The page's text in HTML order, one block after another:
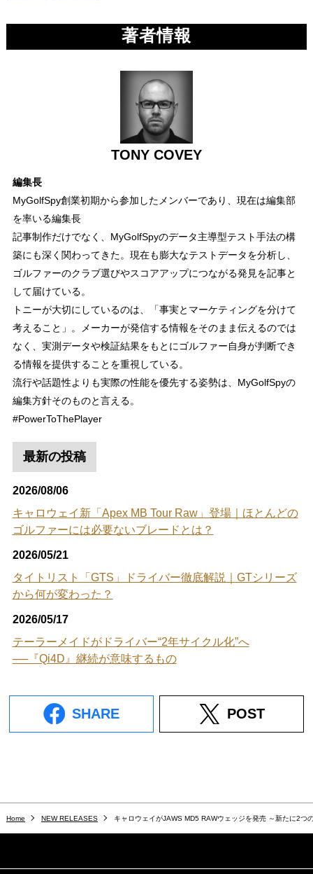
著者情報
TONY COVEY
編集長
MyGolfSpy創業初期から参加したメンバーであり、現在は編集部
を率いる編集長
記事制作だけでなく、MyGolfSpyのデータ主導型テスト手法の構
築にも深く関わってきた。現在も膨大なテストデータを分析し、
ゴルファーのクラブ選びやスコアアップにつながる発見を記事と
して届けている。
トニーが大切にしているのは、「事実とマーケティングを分けて
考えること」。メーカーが発信する情報をそのまま伝えるのでは
なく、実測データや検証結果をもとにゴルファー自身が判断でき
る情報を提供することを重視している。
流行や話題性よりも実際の性能を優先する姿勢は、MyGolfSpyの
編集方針そのものと言える。
#PowerToThePlayer
最新の投稿
2026/08/06
キャロウェイ新「Apex MB Tour Raw」登場｜ほとんどの
ゴルファーには必要ないブレードとは？
2026/05/21
タイトリスト「GTS」ドライバー徹底解説｜GTシリーズ
から何が変わった？
2026/05/17
テーラーメイドがドライバー“2年サイクル化”へ
──『Qi4D』継続が意味するもの
SHARE POST
Home NEW RELEASES キャロウェイがJAWS MD5 RAWウェッジを発売 ～新たに2つ